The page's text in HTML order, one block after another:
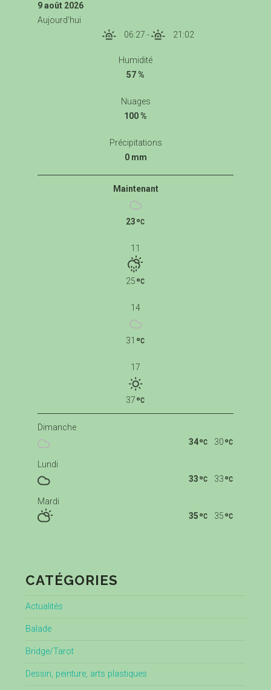
9 août 2026
Aujourd'hui
06:27 - 21:02
Humidité
57 %
Nuages
100 %
Précipitations
0 mm
Maintenant
23
11
25
14
31
17
37
Dimanche
30
34
Lundi
33
33
Mardi
35
35
CATÉGORIES
Actualités
Balade
Bridge/Tarot
Dessin, peinture, arts plastiques